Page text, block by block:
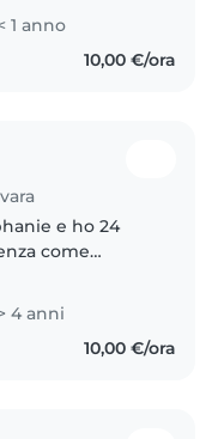
quindi
dei
relazionarmi
1 anno
10,00 €/ora
e ho 24
come
a bambini
quali ho fornito..
4 anni
10,00 €/ora